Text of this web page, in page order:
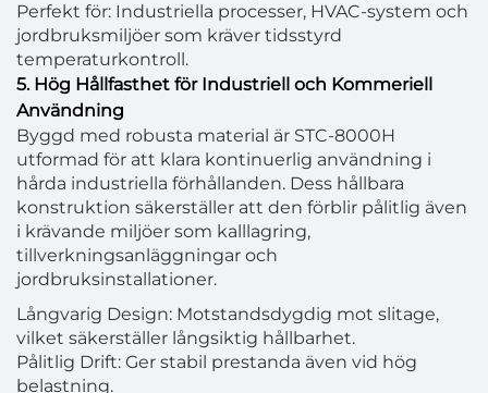
Perfekt för: Industriella processer, HVAC-system och
jordbruksmiljöer som kräver tidsstyrd
temperaturkontroll.
5. Hög Hållfasthet för Industriell och Kommeriell
Användning
Byggd med robusta material är STC-8000H
utformad för att klara kontinuerlig användning i
hårda industriella förhållanden. Dess hållbara
konstruktion säkerställer att den förblir pålitlig även
i krävande miljöer som kalllagring,
tillverkningsanläggningar och
jordbruksinstallationer.
Långvarig Design: Motstandsdygdig mot slitage,
vilket säkerställer långsiktig hållbarhet.
Pålitlig Drift: Ger stabil prestanda även vid hög
belastning.